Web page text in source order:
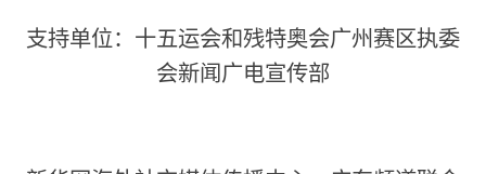
支持单位：十五运会和残特奥会广州赛区执委
会新闻广电宣传部